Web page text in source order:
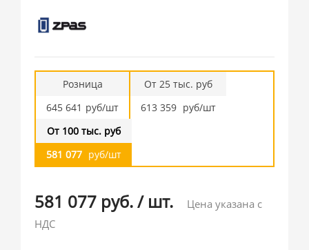
Розница
645 641 руб/шт
От 25 тыс. руб
613 359 руб/шт
От 100 тыс. руб
581 077 руб/шт
581 077 руб./ шт.
Цена указана с
НДС